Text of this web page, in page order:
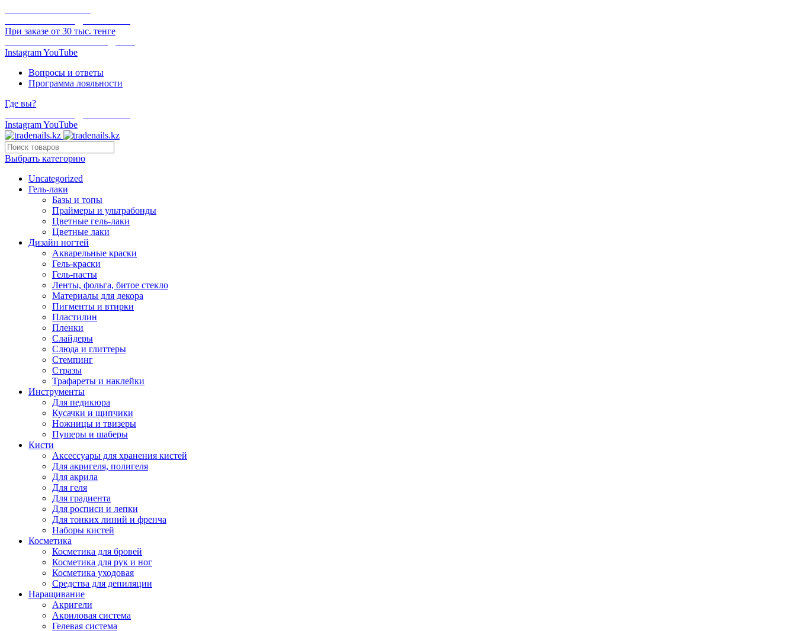
При заказе от 30 тыс. тенге
InstagramYouTube
Вопросы и ответы
Программа лояльности
Где вы?
InstagramYouTube
Выбрать категорию
Uncategorized
Гель-лаки
Базы и топы
Праймеры и ультрабонды
Цветные гель-лаки
Цветные лаки
Дизайн ногтей
Акварельные краски
Гель-краски
Гель-пасты
Ленты, фольга, битое стекло
Материалы для декора
Пигменты и втирки
Пластилин
Пленки
Слайдеры
Слюда и глиттеры
Стемпинг
Стразы
Трафареты и наклейки
Инструменты
Для педикюра
Кусачки и щипчики
Ножницы и твизеры
Пушеры и шаберы
Кисти
Аксессуары для хранения кистей
Для акригеля, полигеля
Для акрила
Для геля
Для градиента
Для росписи и лепки
Для тонких линий и френча
Наборы кистей
Косметика
Косметика для бровей
Косметика для рук и ног
Косметика уходовая
Средства для депиляции
Наращивание
Акригели
Акриловая система
Гелевая система